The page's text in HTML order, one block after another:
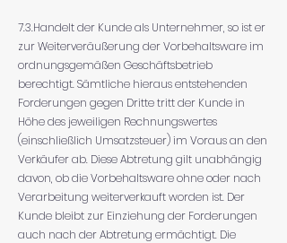
7.3.Handelt der Kunde als Unternehmer, so ist er
zur Weiterveräußerung der Vorbehaltsware im
ordnungsgemäßen Geschäftsbetrieb
berechtigt. Sämtliche hieraus entstehenden
Forderungen gegen Dritte tritt der Kunde in
Höhe des jeweiligen Rechnungswertes
(einschließlich Umsatzsteuer) im Voraus an den
Verkäufer ab. Diese Abtretung gilt unabhängig
davon, ob die Vorbehaltsware ohne oder nach
Verarbeitung weiterverkauft worden ist. Der
Kunde bleibt zur Einziehung der Forderungen
auch nach der Abtretung ermächtigt. Die